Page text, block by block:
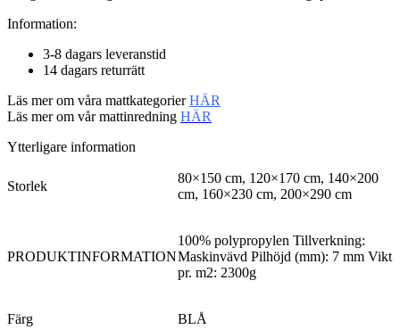
Information:
3-8 dagars leveranstid
14 dagars returrätt
Läs mer om våra mattkategorierHÄR
Läs mer om vår mattinredning HÄR
Ytterligare information
Storlek
80×150 cm, 120×170 cm, 140×200
cm, 160×230 cm, 200×290 cm
PRODUKTINFORMATION
100% polypropylen Tillverkning:
Maskinvävd Pilhöjd (mm): 7 mm Vikt
pr. m2: 2300g
Färg BLÅ